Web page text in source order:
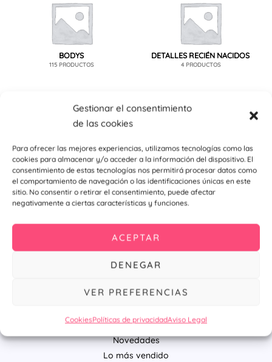
Gestionar el consentimiento
de las cookies
Para ofrecer las mejores experiencias, utilizamos tecnologías como las
cookies para almacenar y/o acceder a la información del dispositivo. El
consentimiento de estas tecnologías nos permitirá procesar datos como
el comportamiento de navegación o las identificaciones únicas en este
sitio. No consentir o retirar el consentimiento, puede afectar
negativamente a ciertas características y funciones.
ACEPTAR
DENEGAR
VER PREFERENCIAS
CookiesPolíticas de privacidadAviso Legal
BODYS
115 PRODUCTOS
DETALLES RECIÉN NACIDOS
4 PRODUCTOS
Chapas personalizadas
Novedades
Lo más vendido